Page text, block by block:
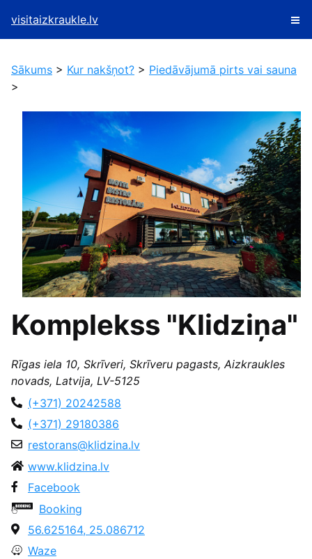
visitaizkraukle.lv
Sākums > Kur nakšņot? > Piedāvājumā pirts vai sauna
>
Komplekss "Klidziņa"
Rīgas iela 10, Skrīveri, Skrīveru pagasts, Aizkraukles
novads, Latvija, LV-5125
(+371) 20242588
(+371) 29180386
restorans@klidzina.lv
www.klidzina.lv
Facebook
Booking
56.625164, 25.086712
Waze